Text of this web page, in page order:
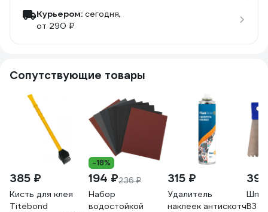
Курьером: сегодня,
от 290 ₽
Сопутствующие товары
385 ₽
Кисть для клея
Titebond
-18%
194 ₽236 ₽
Набор
водостойкой
315 ₽
Удалитель
наклеек антискотчВ3